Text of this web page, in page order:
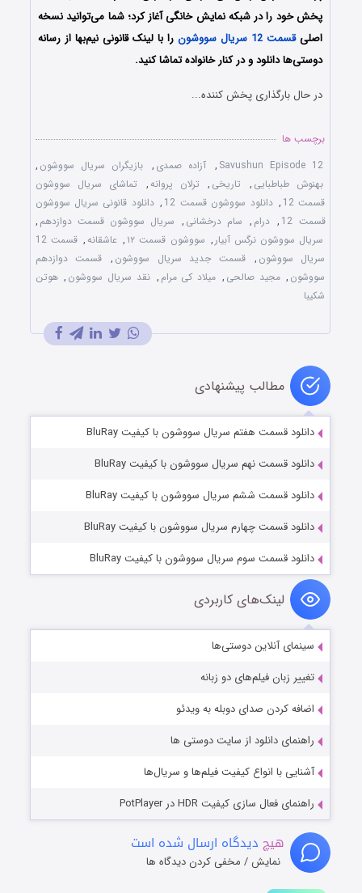
پخش خود را در شبکه نمایش خانگی آغاز کرد؛ شما می‌توانید نسخه
اصلیقسمت 12 سریال سووشون
را با لینک قانونی نیم‌بها از رسانه
دوستی‌ها دانلود و در کنار خانواده تماشا کنید.
در حال بارگذاری پخش کننده...
برچسب ها
Savushun Episode 12
, آزاده صمدی , بازیگران سریال سووشون ,
بهنوش طباطبایی , تاریخی , ترلان پروانه,
تماشای سریال سووشون
قسمت 12
, دانلود سووشون قسمت 12 , دانلود قانونی سریال سووشون
قسمت 12
, درام , سام درخشانی , سریال سووشون قسمت دوازدهم ,
سریال سووشون نرگس آبیار , سووشون قسمت ۱۲ , عاشقانه,
قسمت 12
سریال سووشون , قسمت جدید سریال سووشون , قسمت دوازدهم
سووشون , مجید صالحی , میلاد کی مرام , نقد سریال سووشون , هوتن
شکیبا
مطالب پیشنهادی
دانلود قسمت هفتم سریال سووشون با کیفیت BluRay
دانلود قسمت نهم سریال سووشون با کیفیت BluRay
دانلود قسمت ششم سریال سووشون با کیفیت BluRay
دانلود قسمت چهارم سریال سووشون با کیفیت BluRay
دانلود قسمت سوم سریال سووشون با کیفیت BluRay
لینک‌های کاربردی
سینمای آنلاین دوستی‌ها
تغییر زبان فیلم‌های دو زبانه
اضافه کردن صدای دوبله به ویدئو
راهنمای دانلود از سایت دوستی ها
آشنایی با انواع کیفیت فیلم‌ها و سریال‌ها
راهنمای فعال سازی کیفیت HDR در PotPlayer
هیچ دیدگاه ارسال شده است
نمایش / مخفی کردن دیدگاه ها